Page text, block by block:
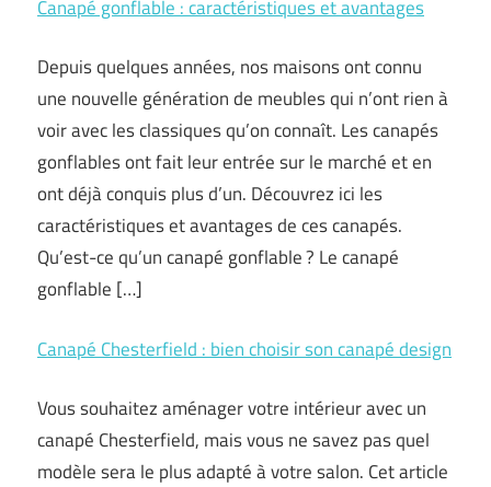
Canapé gonflable : caractéristiques et avantages
Depuis quelques années, nos maisons ont connu
une nouvelle génération de meubles qui n’ont rien à
voir avec les classiques qu’on connaît. Les canapés
gonflables ont fait leur entrée sur le marché et en
ont déjà conquis plus d’un. Découvrez ici les
caractéristiques et avantages de ces canapés.
Qu’est-ce qu’un canapé gonflable ? Le canapé
gonflable […]
Canapé Chesterfield : bien choisir son canapé design
Vous souhaitez aménager votre intérieur avec un
canapé Chesterfield, mais vous ne savez pas quel
modèle sera le plus adapté à votre salon. Cet article